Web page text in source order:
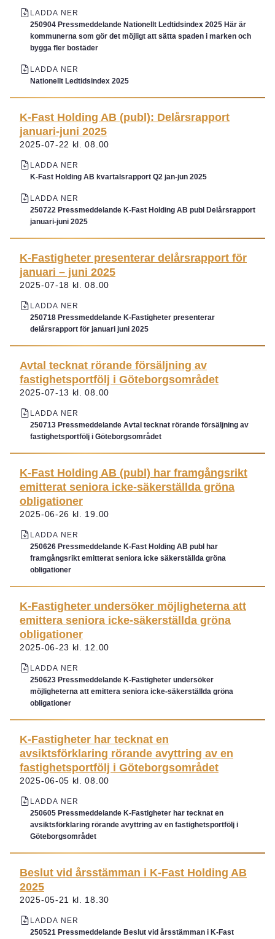
LADDA NER
250904 Pressmeddelande Nationellt Ledtidsindex 2025 Här är
kommunerna som gör det möjligt att sätta spaden i marken och
bygga fler bostäder
LADDA NER
Nationellt Ledtidsindex 2025
K-Fast Holding AB (publ): Delårsrapport
januari-juni 2025
2025-07-22 kl. 08.00
LADDA NER
K-Fast Holding AB kvartalsrapport Q2 jan-jun 2025
LADDA NER
250722 Pressmeddelande K-Fast Holding AB publ Delårsrapport
januari-juni 2025
K-Fastigheter presenterar delårsrapport för
januari – juni 2025
2025-07-18 kl. 08.00
LADDA NER
250718 Pressmeddelande K-Fastigheter presenterar
delårsrapport för januari juni 2025
Avtal tecknat rörande försäljning av
fastighetsportfölj i Göteborgsområdet
2025-07-13 kl. 08.00
LADDA NER
250713 Pressmeddelande Avtal tecknat rörande försäljning av
fastighetsportfölj i Göteborgsområdet
K-Fast Holding AB (publ) har framgångsrikt
emitterat seniora icke-säkerställda gröna
obligationer
2025-06-26 kl. 19.00
LADDA NER
250626 Pressmeddelande K-Fast Holding AB publ har
framgångsrikt emitterat seniora icke säkerställda gröna
obligationer
K-Fastigheter undersöker möjligheterna att
emittera seniora icke-säkerställda gröna
obligationer
2025-06-23 kl. 12.00
LADDA NER
250623 Pressmeddelande K-Fastigheter undersöker
möjligheterna att emittera seniora icke-säkerställda gröna
obligationer
K-Fastigheter har tecknat en
avsiktsförklaring rörande avyttring av en
fastighetsportfölj i Göteborgsområdet
2025-06-05 kl. 08.00
LADDA NER
250605 Pressmeddelande K-Fastigheter har tecknat en
avsiktsförklaring rörande avyttring av en fastighetsportfölj i
Göteborgsområdet
Beslut vid årsstämman i K-Fast Holding AB
2025
2025-05-21 kl. 18.30
LADDA NER
250521 Pressmeddelande Beslut vid årsstämman i K-Fast